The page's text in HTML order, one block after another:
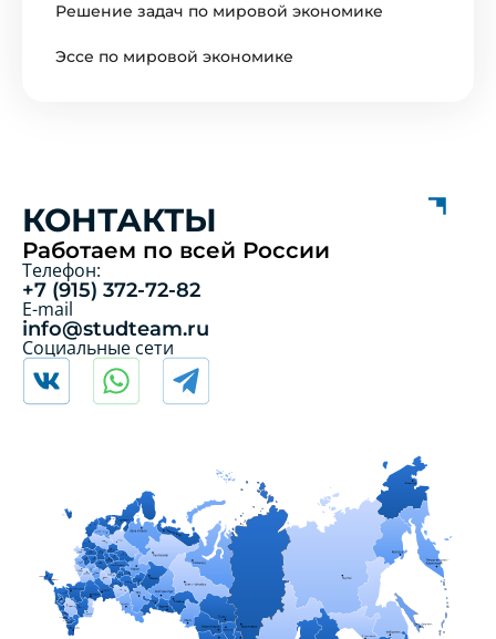
Решение задач по мировой экономике
Эссе по мировой экономике
КОНТАКТЫ
Работаем по всей России
Телефон:
+7 (915) 372-72-82
E-mail
info@studteam.ru
Социальные сети